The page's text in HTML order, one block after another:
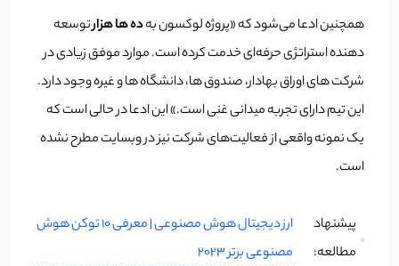
همچنین ادعا می‌شود که «پروژه لوکسون بهده ها هزارتوسعه
دهنده استراتژی حرفه‌ای خدمت کرده است. موارد موفق زیادی در
شرکت های اوراق بهادار، صندوق ها، دانشگاه ها و غیره وجود دارد.
این تیم دارای تجربه میدانی غنی است.» این ادعا در حالی است که
یک نمونه واقعی از فعالیت‌های شرکت نیز در وبسایت مطرح نشده
است.
پیشنهاد
مطالعه:
ارز دیجیتال هوش مصنوعی | معرفی 10 توکن هوش
مصنوعی برتر 2023